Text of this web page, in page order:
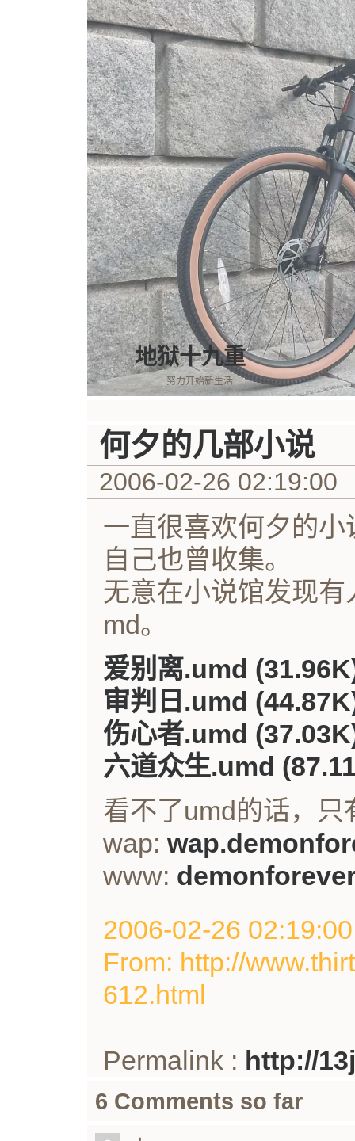
地狱十九重
努力开始新生活
何夕的几部小说
2006-02-26 02:19:00
一直很喜欢何夕的小
自己也曾收集。
无意在小说馆发现
md。
爱别离.umd
审判日.umd
伤心者.umd
六道众生.umd
看不了umd的话，
wap:
www:
2006-02-26
From: http://
612.html
Permalink : http://
6 Comments so far